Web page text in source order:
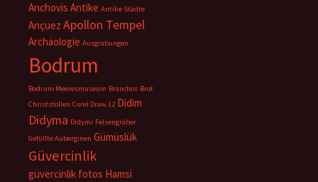
Anchovis Antike Antike Städte
Ançuez Apollon Tempel
Archäologie Ausgrabungen
Bodrum
Bodrum Meeresmuseum Branchos Brot
Christstollen Corel Draw 12 Didim
Didyma Didymi Felsengräber
Gefüllte Auberginen Gümüslük
Güvercinlik
güvercinlik fotos Hamsi